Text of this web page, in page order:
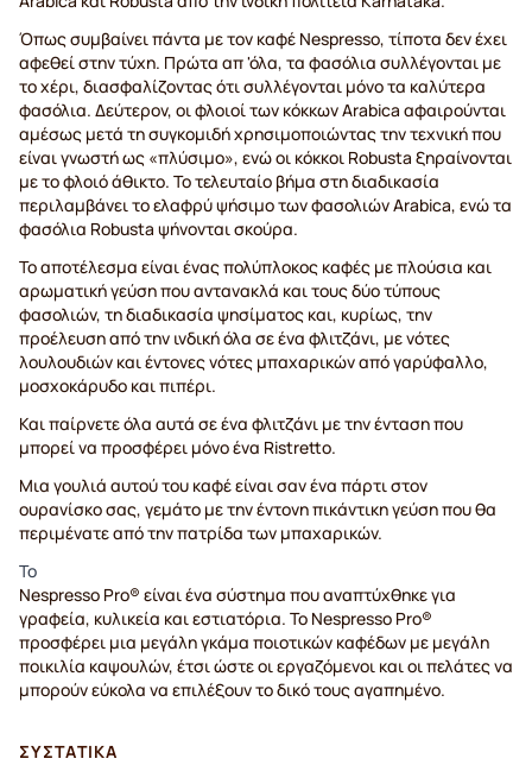
Όπως συμβαίνει πάντα με τον καφέ Nespresso, τίποτα δεν έχει
αφεθεί στην τύχη. Πρώτα απ 'όλα, τα φασόλια συλλέγονται με
το χέρι, διασφαλίζοντας ότι συλλέγονται μόνο τα καλύτερα
φασόλια. Δεύτερον, οι φλοιοί των κόκκων Arabica αφαιρούνται
αμέσως μετά τη συγκομιδή χρησιμοποιώντας την τεχνική που
είναι γνωστή ως «πλύσιμο», ενώ οι κόκκοι Robusta ξηραίνονται
με το φλοιό άθικτο. Το τελευταίο βήμα στη διαδικασία
περιλαμβάνει το ελαφρύ ψήσιμο των φασολιών Arabica, ενώ τα
φασόλια Robusta ψήνονται σκούρα.
Το αποτέλεσμα είναι ένας πολύπλοκος καφές με πλούσια και
αρωματική γεύση που αντανακλά και τους δύο τύπους
φασολιών, τη διαδικασία ψησίματος και, κυρίως, την
προέλευση από την ινδική όλα σε ένα φλιτζάνι, με νότες
λουλουδιών και έντονες νότες μπαχαρικών από γαρύφαλλο,
μοσχοκάρυδο και πιπέρι.
Και παίρνετε όλα αυτά σε ένα φλιτζάνι με την ένταση που
μπορεί να προσφέρει μόνο ένα Ristretto.
Μια γουλιά αυτού του καφέ είναι σαν ένα πάρτι στον
ουρανίσκο σας, γεμάτο με την έντονη πικάντικη γεύση που θα
περιμένατε από την πατρίδα των μπαχαρικών.
Το
Nespresso Pro® είναι ένα σύστημα που αναπτύχθηκε για
γραφεία, κυλικεία και εστιατόρια. Το Nespresso Pro®
προσφέρει μια μεγάλη γκάμα ποιοτικών καφέδων με μεγάλη
ποικιλία καψουλών, έτσι ώστε οι εργαζόμενοι και οι πελάτες να
μπορούν εύκολα να επιλέξουν το δικό τους αγαπημένο.
ΣΥΣΤΑΤΙΚΆ